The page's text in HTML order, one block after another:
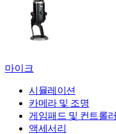
마이크
시뮬레이션
카메라 및 조명
게임패드 및 컨트롤러
액세서리